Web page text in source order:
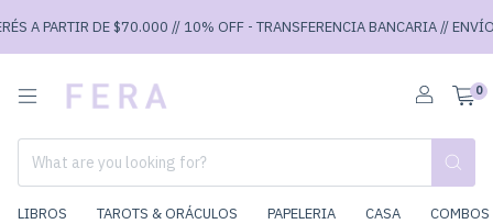
A PARTIR DE $70.000 // 10% OFF - TRANSFERENCIA BANCARIA //
0
LIBROS TAROTS & ORÁCULOS PAPELERIA CASA